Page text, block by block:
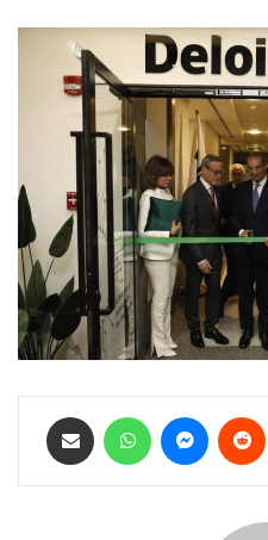
بينتيريست ماسنجر واتساب